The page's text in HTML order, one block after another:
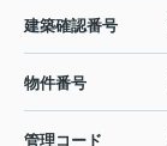
建築確認番号
物件番号
管理コード